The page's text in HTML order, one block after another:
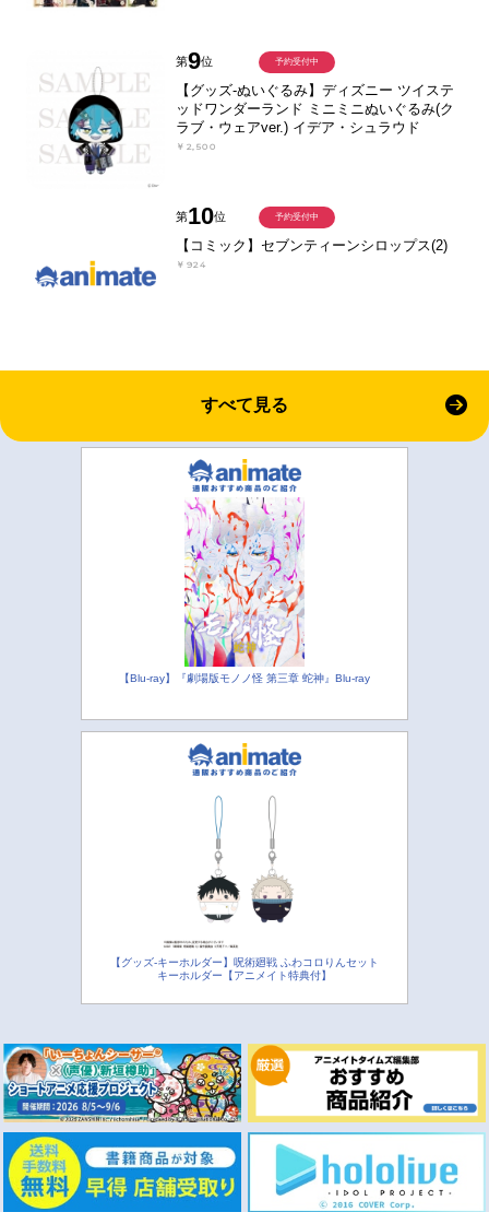
第9位
【グッズ-ぬいぐるみ】ディズニー ツイステ
ッドワンダーランド ミニミニぬいぐるみ(ク
ラブ・ウェアver.) イデア・シュラウド
￥2,500
予約受付中
第10位
【コミック】セブンティーンシロップス(2)
￥924
予約受付中
すべて見る
【Blu-ray】『劇場版モノノ怪 第三章 蛇神』Blu-ray
【グッズ-キーホルダー】呪術廻戦 ふわコロりんセット
キーホルダー【アニメイト特典付】